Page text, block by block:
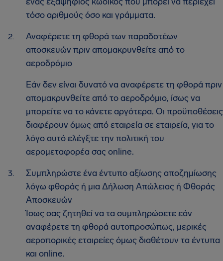
τόσο αριθμούς όσο και γράμματα.
Αναφέρετε τη φθορά των παραδοτέων
αποσκευών πριν απομακρυνθείτε από το
αεροδρόμιο
Εάν δεν είναι δυνατό να αναφέρετε τη φθορά πριν
απομακρυνθείτε από το αεροδρόμιο, ίσως να
μπορείτε να το κάνετε αργότερα. Οι προϋποθέσεις
διαφέρουν όμως από εταιρεία σε εταιρεία, για το
λόγο αυτό ελέγξτε την πολιτική του
αερομεταφορέα σας online.
Συμπληρώστε ένα έντυπο αξίωσης αποζημίωσης
λόγω φθοράς ή μια Δήλωση Απώλειας ή Φθοράς
Αποσκευών
Ίσως σας ζητηθεί να τα συμπληρώσετε εάν
αναφέρετε τη φθορά αυτοπροσώπως, μερικές
αεροπορικές εταιρείες όμως διαθέτουν τα έντυπα
και online.